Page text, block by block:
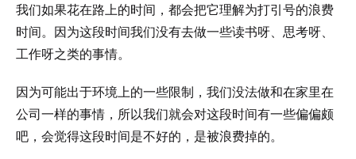
我们如果花在路上的时间，都会把它理解为打引号的浪费
时间。因为这段时间我们没有去做一些读书呀、思考呀、
工作呀之类的事情。
因为可能出于环境上的一些限制，我们没法做和在家里在
公司一样的事情，所以我们就会对这段时间有一些偏偏颇
吧，会觉得这段时间是不好的，是被浪费掉的。